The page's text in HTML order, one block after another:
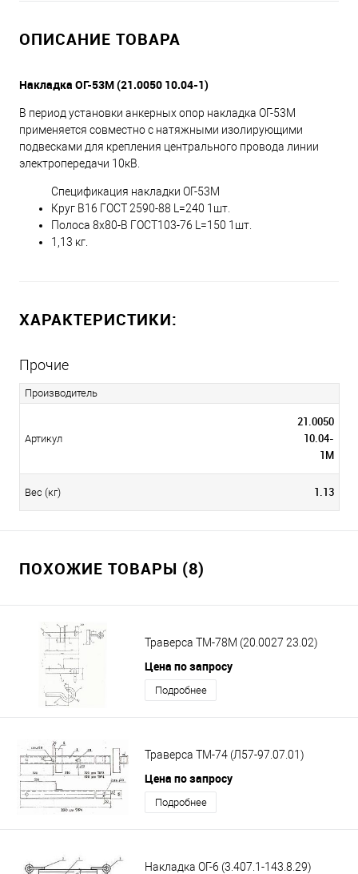
ОПИСАНИЕ ТОВАРА
Накладка ОГ-53М (21.0050 10.04-1)
В период установки анкерных опор накладка ОГ-53М
применяется совместно с натяжными изолирующими
подвесками для крепления центрального провода линии
электропередачи 10кВ.
Спецификация накладки ОГ-53М
Круг B16 ГОСТ 2590-88 L=240 1шт.
Полоса 8х80-В ГОСТ103-76 L=150 1шт.
1,13 кг.
ХАРАКТЕРИСТИКИ:
Прочие
Производитель
Артикул
21.0050
10.04-
1М
Вес (кг) 1.13
ПОХОЖИЕ ТОВАРЫ (8)
Траверса ТМ-78М (20.0027 23.02)
Цена по запросу
Подробнее
Траверса ТМ-74 (Л57-97.07.01)
Цена по запросу
Подробнее
Накладка ОГ-6 (3.407.1-143.8.29)